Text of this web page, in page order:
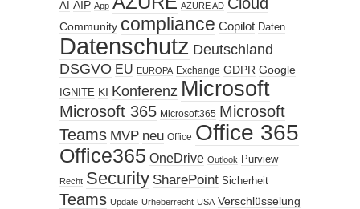
AI AIP App AZURE AD
Community compliance Copilot Daten
Datenschutz Deutschland
DSGVO EU EUROPA Exchange GDPR Google
IGNITE KI Konferenz Microsoft
Microsoft 365 Microsoft365 Microsoft
Teams MVP neu Office Office 365
Office365 OneDrive Outlook Purview
Recht Security SharePoint Sicherheit
Teams Update Urheberrecht USA Verschlüsselung